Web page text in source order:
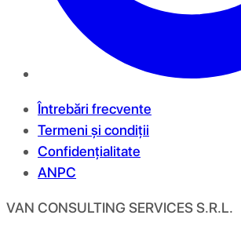
Întrebări frecvente
Termeni și condiții
Confidențialitate
ANPC
VAN CONSULTING SERVICES S.R.L.